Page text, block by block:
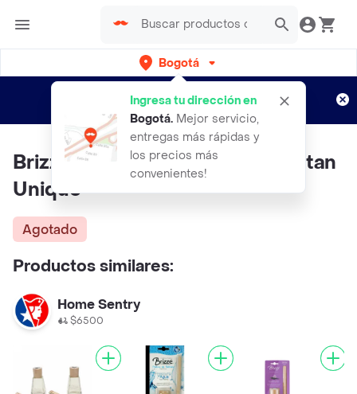
Bogotá
Ingresa tu dirección en
Bogotá. Mejor servicio,
entregas más rápidas y
los precios más
convenientes!
envíos gratis por semanas
Aplican TyC
Brizzé Ambientador Palitos Rattan
Unique
Agotado
Productos similares:
Home Sentry
$6500